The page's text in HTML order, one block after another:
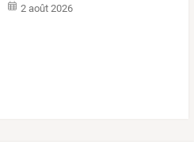
2 août 2026